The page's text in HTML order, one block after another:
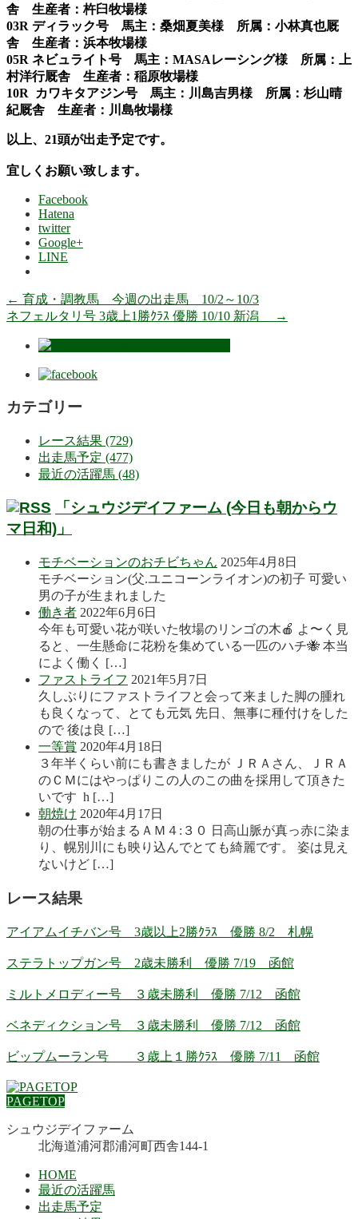
舎 生産者：杵臼牧場様
03R ディラック号 馬主：桑畑夏美様 所属：小林真也厩
舎 生産者：浜本牧場様
05R ネビュライト号 馬主：MASAレーシング様 所属：上
村洋行厩舎 生産者：稲原牧場様
10R カワキタアジン号 馬主：川島吉男様 所属：杉山晴
紀厩舎 生産者：川島牧場様
以上、21頭が出走予定です。
宜しくお願い致します。
Facebook
Hatena
twitter
Google+
LINE
← 育成・調教馬 今週の出走馬 10/2～10/3
ネフェルタリ号 3歳上1勝ｸﾗｽ 優勝 10/10 新潟
→
カテゴリー
レース結果 (729)
出走馬予定 (477)
最近の活躍馬 (48)
「シュウジデイファーム (今日も朝からウ
マ日和)」
モチベーションのおチビちゃん 2025年4月8日
モチベーション(父.ユニコーンライオン)の初子 可愛い
男の子が生まれました
働き者 2022年6月6日
今年も可愛い花が咲いた牧場のリンゴの木🍎 よ〜く見
ると、一生懸命に花粉を集めている一匹のハチ🐝 本当
によく働く […]
ファストライフ 2021年5月7日
久しぶりにファストライフと会って来ました脚の腫れ
も良くなって、とても元気 先日、無事に種付けをした
ので 後は良 […]
一等賞 2020年4月18日
３年半くらい前にも書きましたが ＪＲＡさん、ＪＲＡ
のＣＭにはやっぱりこの人のこの曲を採用して頂きた
いです h […]
朝焼け 2020年4月17日
朝の仕事が始まるＡＭ４:３０ 日高山脈が真っ赤に染ま
り、幌別川にも映り込んでとても綺麗です。 姿は見え
ないけど […]
レース結果
アイアムイチバン号 3歳以上2勝ｸﾗｽ 優勝 8/2 札幌
ステラトップガン号 2歳未勝利 優勝 7/19 函館
ミルトメロディー号 ３歳未勝利 優勝 7/12 函館
ベネディクション号 ３歳未勝利 優勝 7/12 函館
ビップムーラン号 ３歳上１勝ｸﾗｽ 優勝 7/11 函館
PAGETOP
シュウジデイファーム
北海道浦河郡浦河町西舎144-1
HOME
最近の活躍馬
出走馬予定